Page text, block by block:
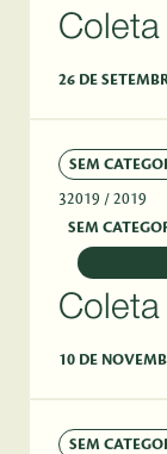
26 DE
SEM
32019 / 2019
SEM
10 DE
SEM